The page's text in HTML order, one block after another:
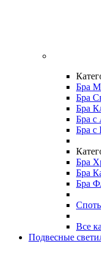
Бра
Бра
Бра
Бра с
Бра с
Бра
Бра
Бра
Все
Подвесные